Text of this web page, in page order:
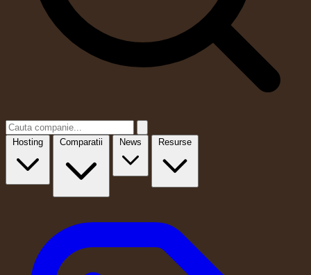
Hosting Comparatii News Resurse